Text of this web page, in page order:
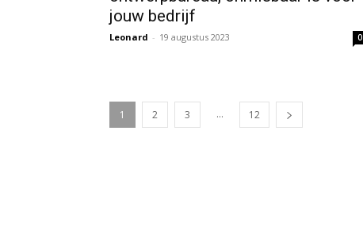
jouw bedrijf
Leonard - 19 augustus 2023 0
1 2 3 ... 12